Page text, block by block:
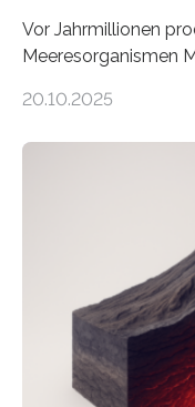
Vor Jahrmillionen
Meeresorganismen
Sedimenten zu
Domänen auf einem
einer raffinierten
Röntgenquelle zu
diese Partikel es
könnten, winzige
Richtung als auch
wahrzunehmen.
über den Ozean
20.10.2025